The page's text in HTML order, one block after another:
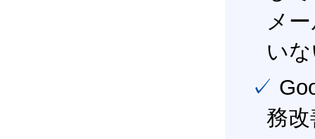
メ
い
✓ Google Workspace（旧G Suite） を活用し、業
務